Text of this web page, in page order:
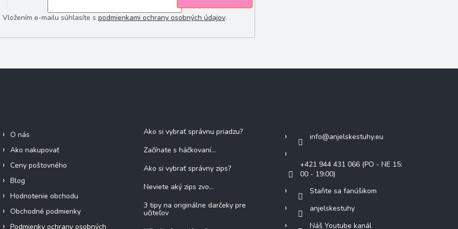
Vložením e-mailu súhlasíte s podmienkami ochrany osobných údajov.
O nás
Ako nakupovať
Ceny poštovného
Blog
Hodnotenie obchodu
Obchodné podmienky
Podmienky ochrany osobných
Ako si vybrať správnu priadzu?
Začínate s háčkovaní...
Ako si vybrať správny zips?
Neviete aký zips zvo...
3 tipy na originálne darčeky pre
učiteľov
info@anjelskestuhy.eu
+421 944 431 066 (PO - NE 15:
00 - 19:00)
Staňte sa fanúšikom
anjelskestuhy
Náš Youtube kanál